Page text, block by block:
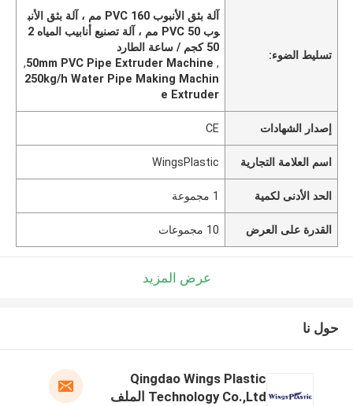
تسليط الضوء:
آلة بثق الأنبوب PVC 160 مم ، آلة بثق الأنب
وب PVC 50 مم ، آلة تصنيع أنابيب المياه 2
50 كجم / ساعة الطارد
,
50mm PVC Pipe Extruder Machine
,
250kg/h Water Pipe Making Machin
e Extruder
إصدار الشهادات CE
اسم العلامة التجارية WingsPlastic
الحد الأدنى لكمية 1 مجموعة
القدرة على العرض 10 مجموعات
عرض المزيد
حول نا
Qingdao Wings Plastic
Technology Co.,Ltd الملف